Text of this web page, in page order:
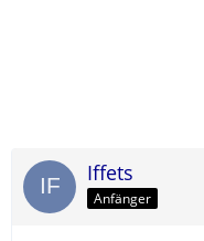
Iffets
Anfänger